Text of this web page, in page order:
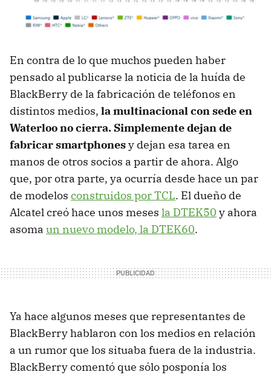
En contra de lo que muchos pueden haber
pensado al publicarse la noticia de la huída de
BlackBerry de la fabricación de teléfonos en
distintos medios, la multinacional con sede en
Waterloo no cierra. Simplemente dejan de
fabricar smartphonesy dejan esa tarea en
manos de otros socios a partir de ahora. Algo
que, por otra parte, ya ocurría desde hace un par
de modelos construidos por TCL. El dueño de
Alcatel creó hace unos meses la DTEK50 y ahora
asoma un nuevo modelo, la DTEK60.
Ya hace algunos meses que representantes de
BlackBerry hablaron con los medios en relación
a un rumor que los situaba fuera de la industria.
BlackBerry comentó que sólo posponía los